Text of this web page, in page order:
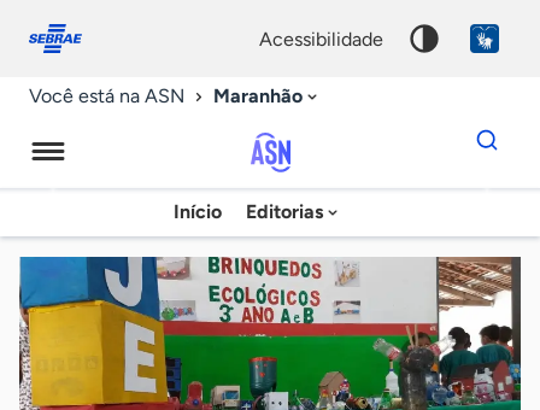
conosco
acessibilidade
Você está na ASN Maranhão
Agência
Sebrae
de
Notícias
Início Editorias
Dados
para
chave